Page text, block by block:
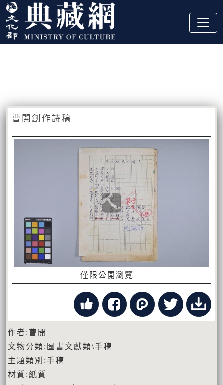
跳到主要內容
:::
曹開創作詩稿
僅限公開瀏覽
作者:曹開
文物分類:圖書文獻類\手稿
主題類別:手稿
材質:紙質